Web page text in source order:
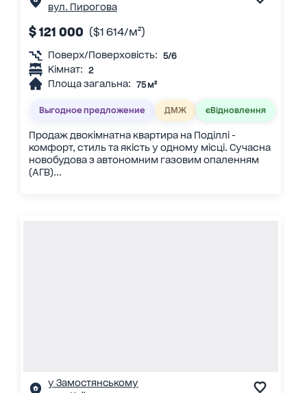
вул. Пирогова
$ 121 000 ($1 614/м²)
Поверх/Поверховість: 5/6
Кімнат: 2
Площа загальна: 75 м²
Выгодное предложение ДМЖ єВідновлення
Продаж двокімнатна квартира на Поділлі -
комфорт, стиль та якість у одному місці. Сучасна
новобудова з автономним газовим опаленням
(АГВ)...
у Замостянському